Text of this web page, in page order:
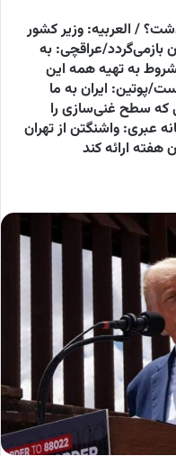
/ العربیه: وزیر کشور
بازمی‌گردد/عراقچی: به
به تهیه همه این
پوتین: ایران به ما
که سطح غنی‌سازی را
عبری: واشنگتن از تهران
هفته ارائه کند